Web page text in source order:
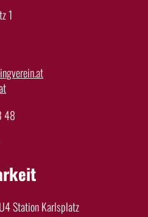
1
48
Station Karlsplatz